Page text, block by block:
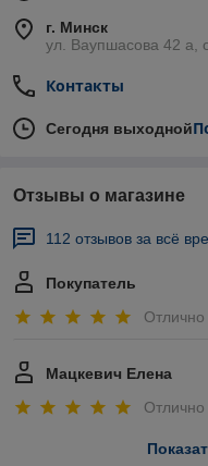
г. Минск
ул. Ваупшасова 42 а,
Контакты
Сегодня выходной
Отзывы о магазине
112 отзывов за всё
Покупатель
Отлично
Мацкевич Елена
Отлично